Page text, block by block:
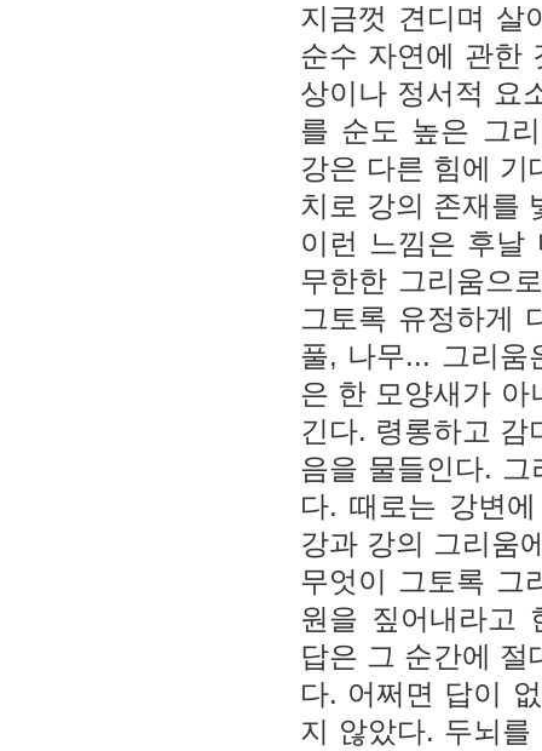
지금껏 견디며 살
순수 자연에 관한
상이나 정서적 요
를 순도 높은 그
강은 다른 힘에
치로 강의 존재를
이런 느낌은 후날
무한한 그리움으
그토록 유정하게
풀, 나무... 그리움
은 한 모양새가 아
긴다. 령롱하고
음을 물들인다.
다. 때로는 강변
강과 강의 그리움
무엇이 그토록 그
원을 짚어내라고
답은 그 순간에
다. 어쩌면 답이
지 않았다. 두뇌